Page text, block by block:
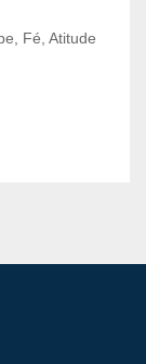
Fé, Atitude